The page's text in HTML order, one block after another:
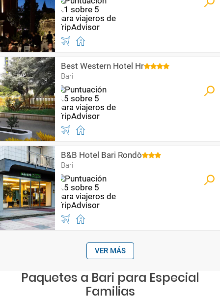
Best Western Hotel Hr
Bari
B&B Hotel Bari Rondò
Bari
VER MÁS
Paquetes a Bari para Especial
Familias